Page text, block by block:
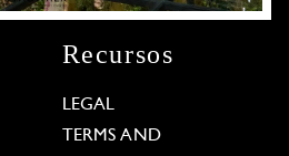
Recursos
LEGAL
TERMS AND